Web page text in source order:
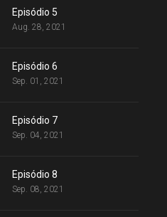
Episódio 5
Aug. 28, 2021
Episódio 6
Sep. 01, 2021
Episódio 7
Sep. 04, 2021
Episódio 8
Sep. 08, 2021